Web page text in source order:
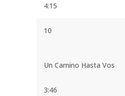
4:15
10
Un Camino Hasta Vos
3:46